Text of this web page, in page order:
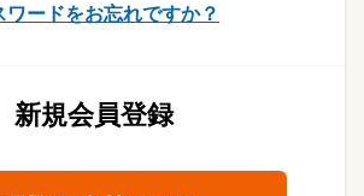
ワードをお忘れですか？
新規会員登録